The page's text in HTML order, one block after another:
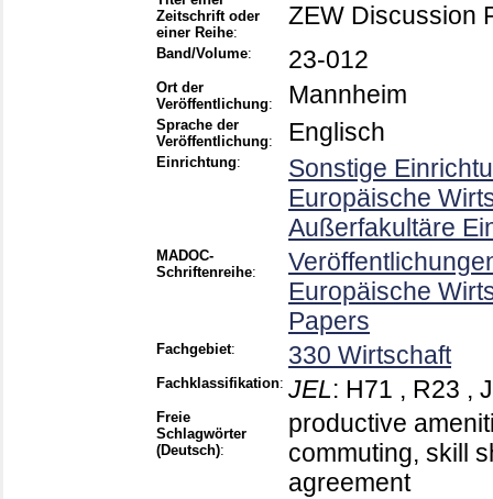
Zeitschrift oder
einer Reihe:
ZEW Discussion
Band/Volume: 23-012
Ort der
Veröffentlichung: Mannheim
Sprache der
Veröffentlichung: Englisch
Einrichtung:
Sonstige
Europäische
Außerfakultäre
MADOC-
Schriftenreihe:
Europäische
Papers
Fachgebiet: 330 Wirtschaft
Fachklassifikation: JEL: H71 , R23 ,
Freie
Schlagwörter
(Deutsch):
productive
commuting, skill
agreement